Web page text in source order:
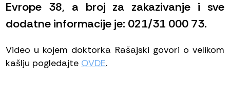
Evrope 38, a broj za zakazivanje i sve
dodatne informacije je: 021/31 000 73.
Video u kojem doktorka Rašajski govori o velikom
kašlju pogledajte OVDE.